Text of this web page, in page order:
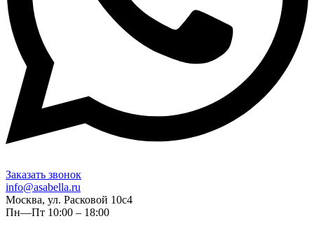
Заказать звонок
info@asabella.ru
Москва, ул. Расковой 10с4
Пн—Пт 10:00 – 18:00